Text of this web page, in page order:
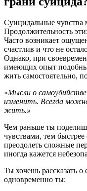
Суицидальные чувства
Продолжительность
Часто возникает
счастлив и что не
Однако, при
имеющих опыт
жить самостоятельно,
«Мысли о
изменить. Всегда
жить.»
Чем раньше ты
чувствами, тем
преодолеть сложные
иногда кажется
Ты хочешь рассказать о
одновременно ты: